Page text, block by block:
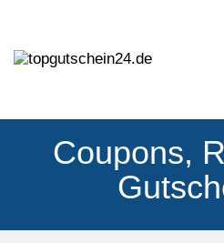
Coupons,